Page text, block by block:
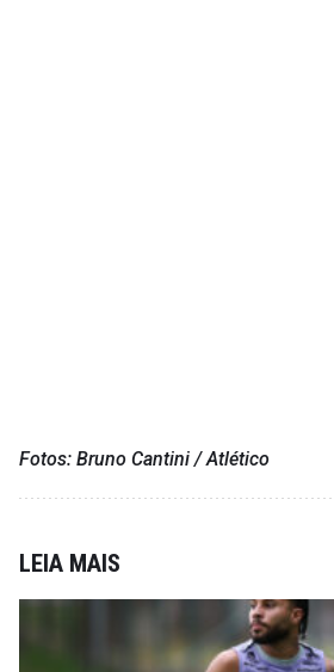
Fotos: Bruno Cantini / Atlético
LEIA MAIS